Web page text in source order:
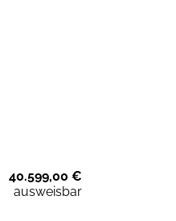
40.599,00 €
ausweisbar